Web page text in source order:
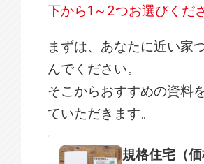
下から1～2つお選びくだ
まずは、あなたに近い家
んでください。
そこからおすすめの資料
ていただきます。
規格住宅
注文住宅
規格住宅（